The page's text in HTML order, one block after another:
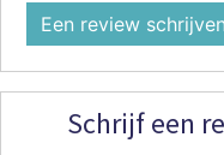
Een review schrijven
Schrijf een